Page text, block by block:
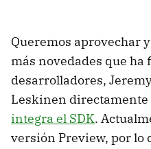
Queremos aprovechar
más novedades que ha
desarrolladores,
Leskinen directamente
integra el SDK.
versión Preview, por lo